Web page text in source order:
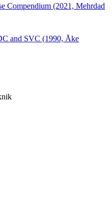
Compendium (2021, Mehrdad
and SVC (1990, Åke